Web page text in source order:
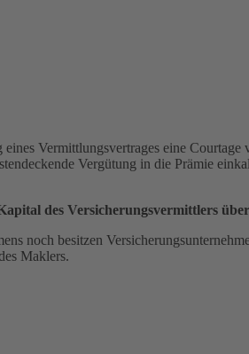
Vermittlungsvertrages eine Courtage
Vergütung in die Prämie
des Versicherungsvermittlers
noch besitzen
Maklers.